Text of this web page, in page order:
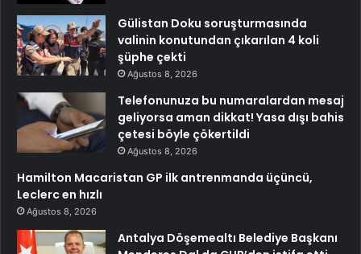
Gülistan Doku soruşturmasında
valinin konutundan çıkarılan 4 koli
şüphe çekti
Ağustos 8, 2026
Telefonunuza bu numaralardan mesaj
geliyorsa aman dikkat! Yasa dışı bahis
çetesi böyle çökertildi
Ağustos 8, 2026
Hamilton Macaristan GP ilk antrenmanda üçüncü,
Leclerc en hızlı
Ağustos 8, 2026
Antalya Döşemealtı Belediye Başkanı